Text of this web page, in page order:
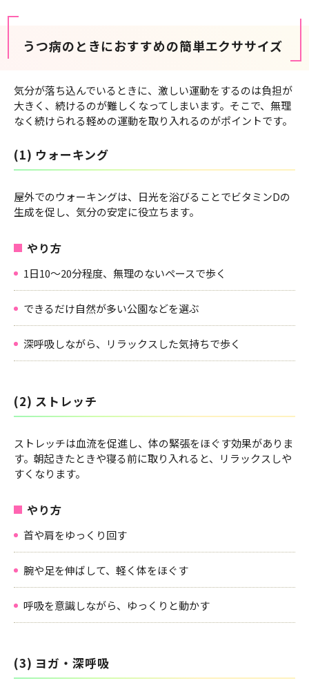
うつ病のときにおすすめの簡単エクササイズ
気分が落ち込んでいるときに、激しい運動をするのは負担が
大きく、続けるのが難しくなってしまいます。そこで、無理
なく続けられる軽めの運動を取り入れるのがポイントです。
(1) ウォーキング
屋外でのウォーキングは、日光を浴びることでビタミンDの
生成を促し、気分の安定に役立ちます。
やり方
1日10～20分程度、無理のないペースで歩く
できるだけ自然が多い公園などを選ぶ
深呼吸しながら、リラックスした気持ちで歩く
(2) ストレッチ
ストレッチは血流を促進し、体の緊張をほぐす効果がありま
す。朝起きたときや寝る前に取り入れると、リラックスしや
すくなります。
やり方
首や肩をゆっくり回す
腕や足を伸ばして、軽く体をほぐす
呼吸を意識しながら、ゆっくりと動かす
(3) ヨガ・深呼吸